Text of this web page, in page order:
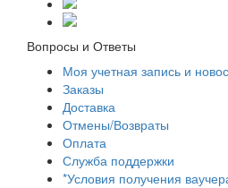
Вопросы и Ответы
Моя учетная запись и
Заказы
Доставка
Отмены/Возвраты
Оплата
Служба поддержки
*Условия получения